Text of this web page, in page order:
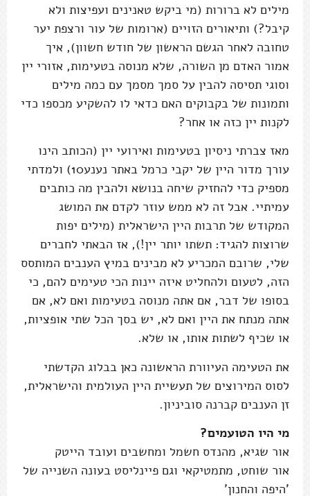
מילים לא ברורות (מי ביקש טאנינים ועפיצות ולא
קיבל?) ותיאורים הזויים (ארומות של עור ורצפת יער
טחובה לאחר הגשם הראשון של חודש חשוון), איך
אמור האדם מן השורה, שלא מנוסה בטעימות, אזורי יין
וסוגי תסיסה להבין על סמך מסמך עם כמה מילים
ותמונות של בקבוקים האם כדאי לו להשקיע מכספו כדי
לקנות יין כזה או אחר?
מאז צברתי ניסיון בטעימות ואירועי יין (הכותב הינו
עורך מדור היין של יקבי כרמל באתר נענע10) ולמדתי
מספיק כדי להחזיק שיחה בנושא ולהבין מה כותבים
עמיתיי. אבל זה לא ממש עוזר לקדם את המושג
המקודש של תרבות היין הישראלית (מילים יפות
שרוצות להגיד: תשתו יותר יין!), אז הבאתי לחברים
שלי, שרובם המכריע לא מבינים במיץ הענבים המותסס
הזה, לטעום ולהחליט איזה יינות הכי טעימים להם, כי
בסופו של דבר, אם אתה מנוסה בטעימות ואם לא, אם
אתה מנתח את היין ואם לא, יש בסך הכל שתי אופציות,
או שכיף לשתות אותו, או שלא.
את הטעימה העיוורת הראשונה כאן בבלוג הקדשתי
לסוס המירוצים של תעשיית היין העולמית והישראלית,
זן הענבים קברנה סוביניון.
מי היו הטועמים?
אור שגיא, מהנדס חשמל ומחשבים ועובד הייטק
אור שוחט, מתמטיקאי וגם פיינליסט בעונה השנייה של
'היפה והחנון'